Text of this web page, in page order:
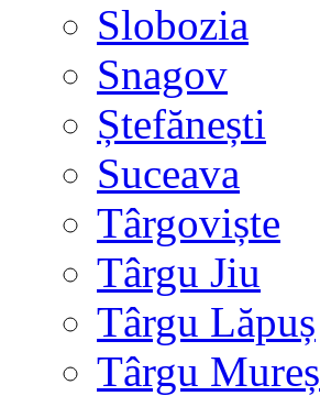
Slobozia
Snagov
Ștefănești
Suceava
Târgoviște
Târgu Jiu
Târgu Lăpuș
Târgu Mureș